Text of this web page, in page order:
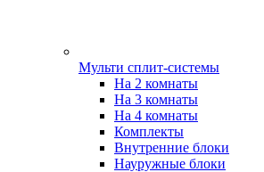
Мульти сплит-системы
На 2 комнаты
На 3 комнаты
На 4 комнаты
Комплекты
Внутренние блоки
Науружные блоки